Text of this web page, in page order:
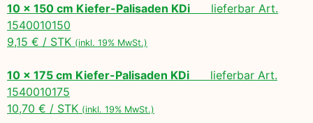
10 x 150 cm Kiefer-Palisaden KDi lieferbar Art.
1540010150
9,15 € / STK (inkl. 19% MwSt.)
10 x 175 cm Kiefer-Palisaden KDi lieferbar Art.
1540010175
10,70 € / STK (inkl. 19% MwSt.)